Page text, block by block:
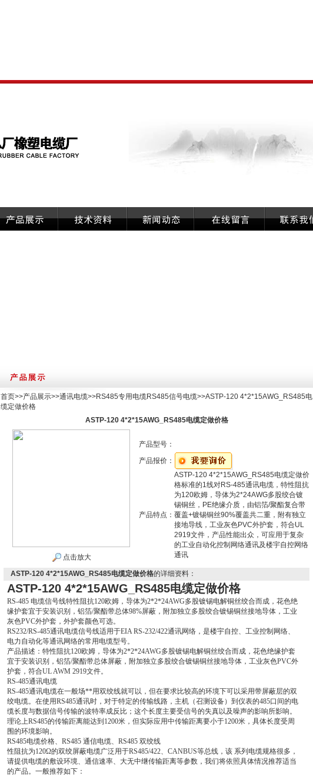
首页>>产品展示>>通讯电缆>>RS485专用电缆RS485信号电缆>>ASTP-120 4*2*15AWG_RS485电
缆定做价格
ASTP-120 4*2*15AWG_RS485电缆定做价格
点击放大
产品型号：
产品报价：
产品特点：
ASTP-120 4*2*15AWG_RS485电缆定做价
格标准的1线对RS-485通讯电缆，特性阻抗
为120欧姆，导体为2*24AWG多股绞合镀
锡铜丝，PE绝缘介质，由铝箔/聚酯复合带
覆盖+镀锡铜丝90%覆盖共二重，附有独立
接地导线，工业灰色PVC外护套，符合UL
2919文件，产品性能出众，可应用于复杂
的工业自动化控制网络通讯及楼宇自控网络
通讯
ASTP-120 4*2*15AWG_RS485电缆定做价格的详细资料：
ASTP-120 4*2*15AWG_RS485电缆定做价格
RS-485 电缆信号线特性阻抗120欧姆，导体为2*2*24AWG多股镀锡电解铜丝绞合而成，花色绝
缘护套宜于安装识别，铝箔/聚酯带总体98%屏蔽，附加独立多股绞合镀锡铜丝接地导体，工业
灰色PVC外护套，外护套颜色可选。
RS232/RS-485通讯电缆信号线适用于EIA RS-232/422通讯网络，是楼宇自控、工业控制网络、
电力自动化等通讯网络的常用电缆型号。
产品描述：特性阻抗120欧姆，导体为2*2*24AWG多股镀锡电解铜丝绞合而成，花色绝缘护套
宜于安装识别，铝箔/聚酯带总体屏蔽，附加独立多股绞合镀锡铜丝接地导体，工业灰色PVC外
护套，符合UL AWM 2919文件。
RS-485通讯电缆
RS-485通讯电缆在一般场**用双绞线就可以，但在要求比较高的环境下可以采用带屏蔽层的双
绞电缆。在使用RS485通讯时，对于特定的传输线路，主机（召测设备）到仪表的485口间的电
缆长度与数据信号传输的波特率成反比；这个长度主要受信号的失真以及噪声的影响所影响。
理论上RS485的传输距离能达到1200米，但实际应用中传输距离要小于1200米，具体长度受周
围的环境影响。
RS485电缆价格、RS485 通信电缆、RS485 双绞线
性阻抗为120Ω的双绞屏蔽电缆广泛用于RS485/422、CANBUS等总线，该 系列电缆规格很多，
请提供电缆的敷设环境、通信速率、大无中继传输距离等参数，我们将依照具体情况推荐适当
的产品。一般推荐如下：